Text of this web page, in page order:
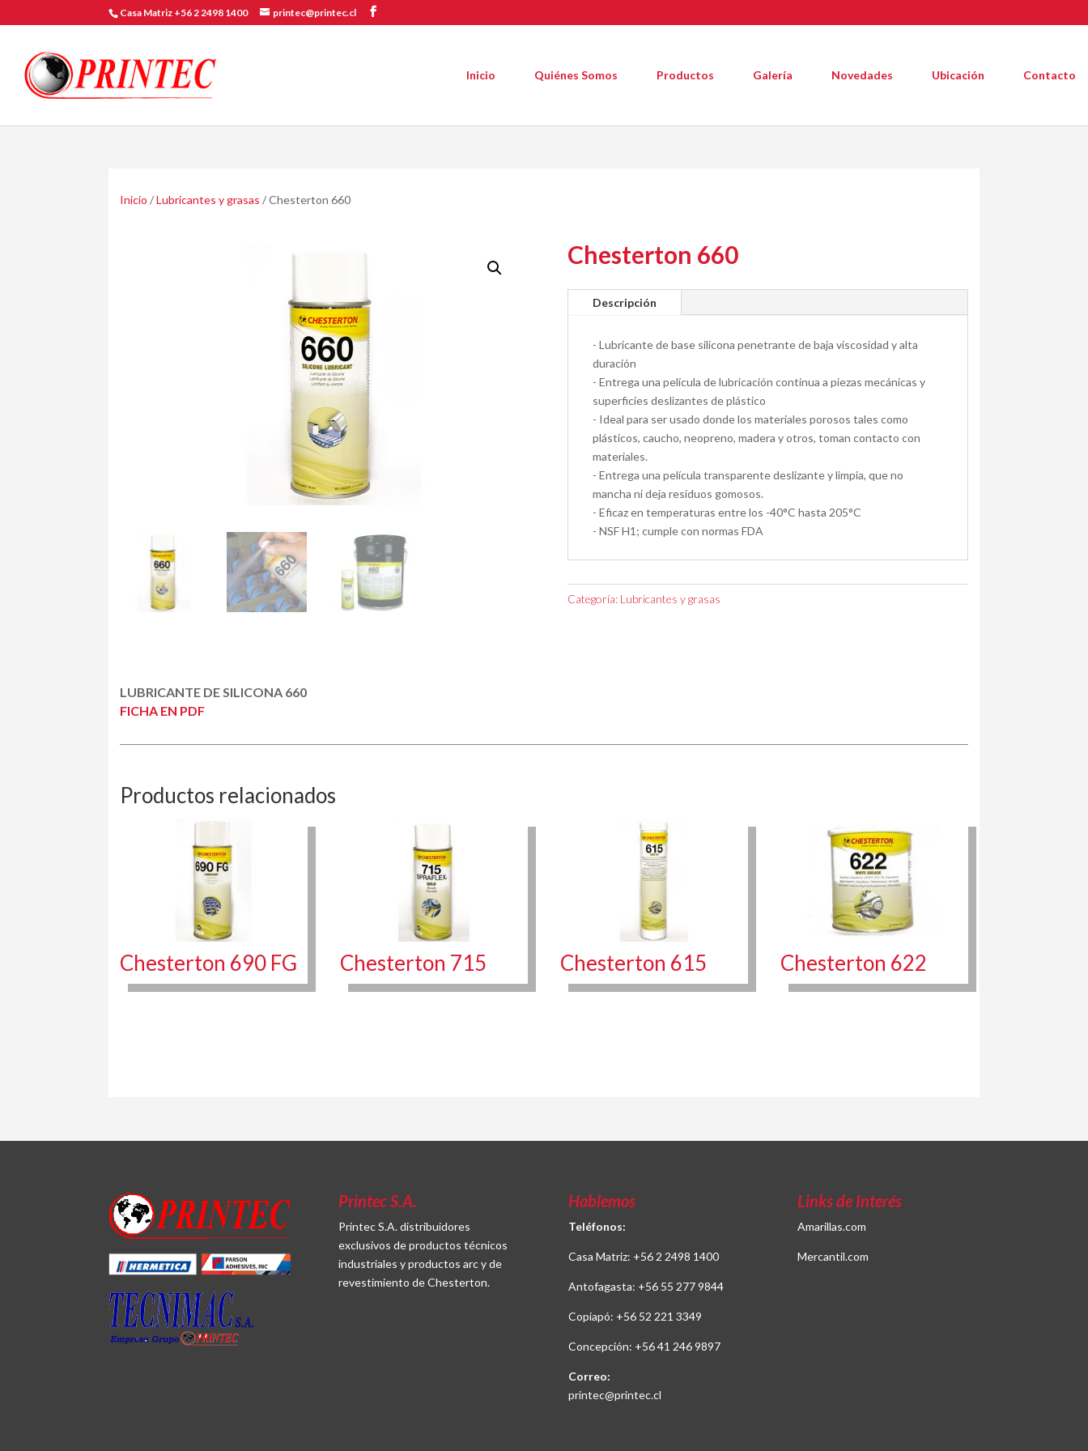
Casa Matriz +56 2 2498 1400 printec@printec.cl
Inicio Quiénes Somos Productos Galería Novedades Ubicación Contacto
Inicio /Lubricantes y grasas / Chesterton 660
Chesterton 660
Descripción
- Lubricante de base silicona penetrante de baja viscosidad y alta
duración
- Entrega una película de lubricación continua a piezas mecánicas y
superficies deslizantes de plástico
- Ideal para ser usado donde los materiales porosos tales como
plásticos, caucho, neopreno, madera y otros, toman contacto con
materiales.
- Entrega una película transparente deslizante y limpia, que no
mancha ni deja residuos gomosos.
- Eficaz en temperaturas entre los -40°C hasta 205°C
- NSF H1; cumple con normas FDA
Categoría: Lubricantes y grasas
LUBRICANTE DE SILICONA 660
FICHA EN PDF
Productos relacionados
Chesterton 690 FG Chesterton 715 Chesterton 615 Chesterton 622
Printec S.A.
Printec S.A. distribuidores
exclusivos de productos técnicos
industriales y productos arc y de
revestimiento de Chesterton.
Hablemos
Teléfonos:
Casa Matriz: +56 2 2498 1400
Antofagasta: +56 55 277 9844
Copiapó: +56 52 221 3349
Concepción: +56 41 246 9897
Correo:
printec@printec.cl
Links de Interés
Amarillas.com
Mercantil.com